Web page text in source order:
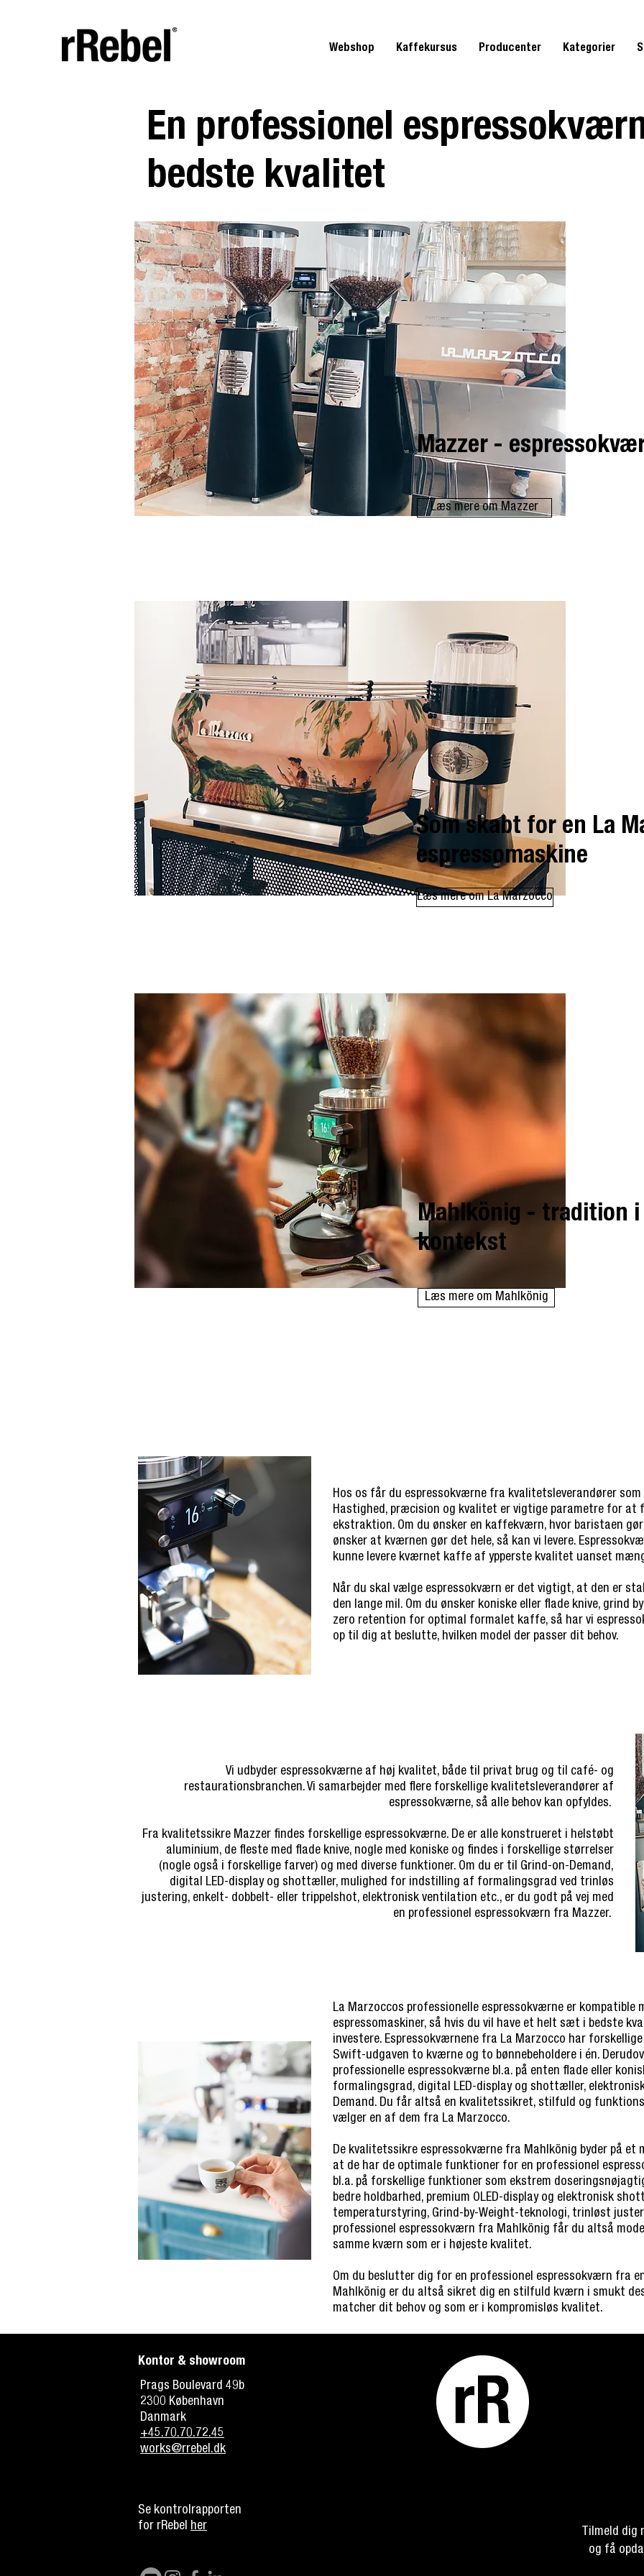
Webshop Kaffekursus Producenter Kategorier
En professionel
bedste kvalitet
Mazzer -
Læs mere om Mazzer
Som skabt for en La
espressomaskine
Læs mere om La Marzocco
Mahlkönig - tradition i
kontekst
Læs mere om Mahlkönig
Hos os får du espressokværne fra kvalitetsleverandører
Hastighed, præcision og kvalitet er vigtige parametre for
ekstraktion. Om du ønsker en kaffekværn, hvor baristaen
ønsker at kværnen gør det hele, så kan vi levere.
kunne levere kværnet kaffe af ypperste kvalitet uanset
Når du skal vælge espressokværn er det vigtigt, at den er
den lange mil. Om du ønsker koniske eller flade knive, grind
zero retention for optimal formalet kaffe, så har vi
op til dig at beslutte, hvilken model der passer dit behov.
Vi udbyder espressokværne af høj kvalitet, både til privat brug og til café- og
restaurationsbranchen. Vi samarbejder med flere forskellige kvalitetsleverandører af
espressokværne, så alle behov kan opfyldes.
Fra kvalitetssikre Mazzer findes forskellige espressokværne. De er alle konstrueret i helstøbt
aluminium, de fleste med flade knive, nogle med koniske og findes i forskellige størrelser
(nogle også i forskellige farver) og med diverse funktioner. Om du er til Grind-on-Demand,
digital LED-display og shottæller, mulighed for indstilling af formalingsgrad ved trinløs
justering, enkelt- dobbelt- eller trippelshot, elektronisk ventilation etc., er du godt på vej med
en professionel espressokværn fra Mazzer.
La Marzoccos professionelle espressokværne er kompatible
espressomaskiner, så hvis du vil have et helt sæt i bedste
investere. Espressokværnene fra La Marzocco har
Swift-udgaven to kværne og to bønnebeholdere i én.
professionelle espressokværne bl.a. på enten flade eller
formalingsgrad, digital LED-display og shottæller,
Demand. Du får altså en kvalitetssikret, stilfuld og
vælger en af dem fra La Marzocco.
De kvalitetssikre espressokværne fra Mahlkönig byder på et
at de har de optimale funktioner for en professionel
bl.a. på forskellige funktioner som ekstrem
bedre holdbarhed, premium OLED-display og elektronisk
temperaturstyring, Grind-by-Weight-teknologi, trinløst
professionel espressokværn fra Mahlkönig får du altså
samme kværn som er i højeste kvalitet.
Om du beslutter dig for en professionel espressokværn fra
Mahlkönig er du altså sikret dig en stilfuld kværn i smukt
matcher dit behov og som er i kompromisløs kvalitet.
Kontor & showroom
Prags Boulevard 49b
2300 København
Danmark
+45.70.70.72.45
works@rrebel.dk
Se kontrolrapporten
for rRebel her
Tilmeld dig
og få